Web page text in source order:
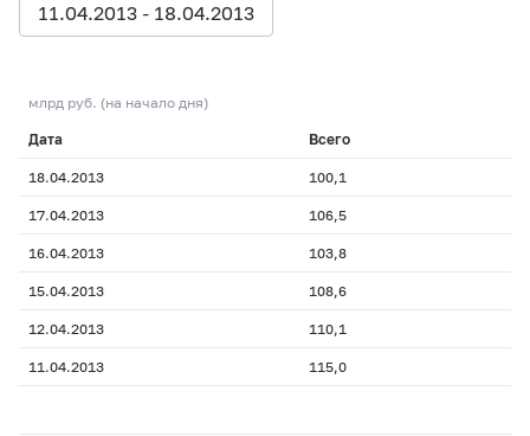
11.04.2013 - 18.04.2013
млрд руб. (на начало дня)
Дата Всего
18.04.2013 100,1
17.04.2013 106,5
16.04.2013 103,8
15.04.2013 108,6
12.04.2013 110,1
11.04.2013 115,0